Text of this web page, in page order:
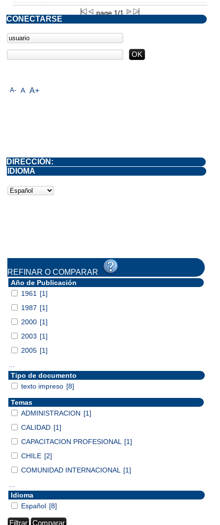
page 1/1
A- A A+
CONECTARSE
DIRECCIÓN:
IDIOMA
REFINAR O COMPARAR
Año de Publicación
1961
[1]
1987 [1]
2000 [1]
2003 [1]
2005 [1]
Tipo de documento
texto impreso [8]
Temas
ADMINISTRACION [1]
CALIDAD [1]
CAPACITACION PROFESIONAL
[1]
CHILE [2]
COMUNIDAD INTERNACIONAL
[1]
Idioma
Español [8]